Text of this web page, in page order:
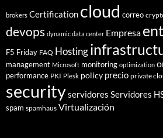
brokers Certification cloud correo
devops dynamic data center Empresa
F5 Friday FAQ Hosting
management Microsoft monitoring optimization
performance PKI Plesk policy precio private
securityservidores Servidores
spam spamhaus Virtualización